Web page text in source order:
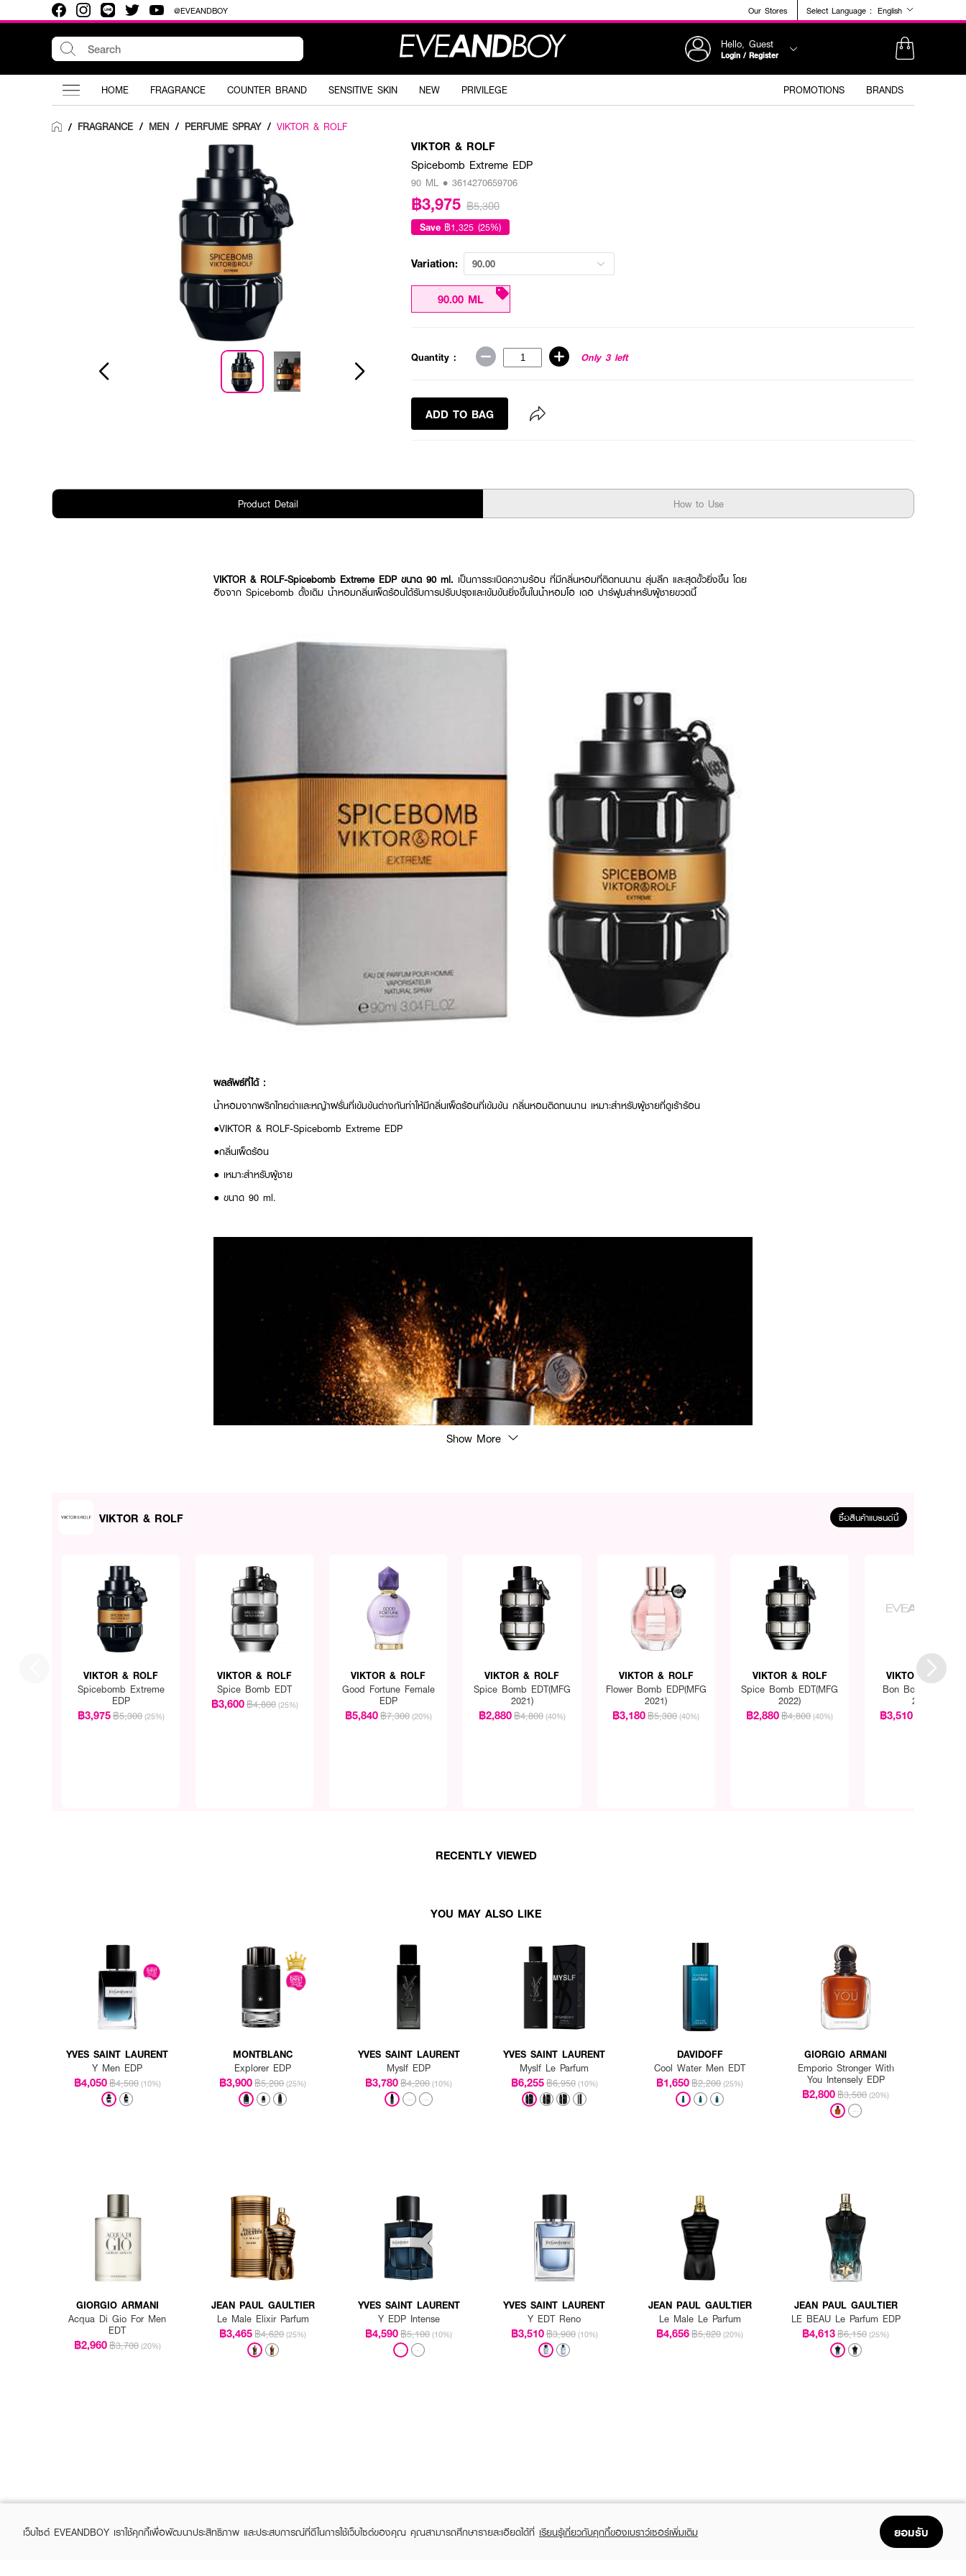
@EVEANDBOY Our Stores Select Language : English
Hello, Guest
Login / Register
HOME FRAGRANCE COUNTER BRAND SENSITIVE SKIN NEW PRIVILEGE PROMOTIONS BRANDS
/ FRAGRANCE / MEN / PERFUME SPRAY / VIKTOR & ROLF
VIKTOR & ROLF
Spicebomb Extreme EDP
90 ML • 3614270659706
฿3,975 ฿5,300
Save ฿1,325 (25%)
Variation: 90.00
90.00 ML
Quantity : Only 3 left
ADD TO BAG
Product Detail How to Use
VIKTOR & ROLF-Spicebomb Extreme EDP ขนาด 90 ml. เป็นการระเบิดความร้อน ที่มีกลิ่นหอมที่ติดทนนาน ลุ่มลึก และสุดขั้วยิ่งขึ้น โดย
อิงจาก Spicebomb ดั้งเดิม น้ำหอมกลิ่นเผ็ดร้อนได้รับการปรับปรุงและเข้มข้นยิ่งขึ้นในน้ำหอมโอ เดอ ปาร์ฟูมสำหรับผู้ชายขวดนี้
ผลลัพธ์ที่ได้ :
น้ำหอมจากพริกไทยดำเเละหญ้าฝรั่นที่เข้มข้นต่างกันทำให้มีกลิ่นเผ็ดร้อนที่เข้มข้น กลิ่นหอมติดทนนาน เหมาะสำหรับผู้ชายที่ดูเร้าร้อน
●VIKTOR & ROLF-Spicebomb Extreme EDP
●กลิ่นเผ็ดร้อน
● เหมาะสำหรับผู้ชาย
● ขนาด 90 ml.
Show More
VIKTOR & ROLF ซื้อสินค้าแบรนด์นี้
VIKTOR & ROLF
Spicebomb Extreme
EDP
฿3,975฿5,300 (25%)
VIKTOR & ROLF
Spice Bomb EDT
฿3,600฿4,800 (25%)
VIKTOR & ROLF
Good Fortune Female
EDP
฿5,840฿7,300 (20%)
VIKTOR & ROLF
Spice Bomb EDT(MFG
2021)
฿2,880฿4,800 (40%)
VIKTOR & ROLF
Flower Bomb EDP(MFG
2021)
฿3,180฿5,300 (40%)
VIKTOR & ROLF
Spice Bomb EDT(MFG
2022)
฿2,880฿4,800 (40%)
VIKTOR & ROLF
Bon Bon EDP(MFG
2021)
฿3,510
RECENTLY VIEWED
YOU MAY ALSO LIKE
YVES SAINT LAURENT
Y Men EDP
฿4,050฿4,500 (10%)
MONTBLANC
Explorer EDP
฿3,900฿5,200 (25%)
YVES SAINT LAURENT
Myslf EDP
฿3,780฿4,200 (10%)
YVES SAINT LAURENT
Myslf Le Parfum
฿6,255฿6,950 (10%)
DAVIDOFF
Cool Water Men EDT
฿1,650฿2,200 (25%)
GIORGIO ARMANI
Emporio Stronger With
You Intensely EDP
฿2,800฿3,500 (20%)
GIORGIO ARMANI
Acqua Di Gio For Men
EDT
฿2,960฿3,700 (20%)
JEAN PAUL GAULTIER
Le Male Elixir Parfum
฿3,465฿4,620 (25%)
YVES SAINT LAURENT
Y EDP Intense
฿4,590฿5,100 (10%)
YVES SAINT LAURENT
Y EDT Reno
฿3,510฿3,900 (10%)
JEAN PAUL GAULTIER
Le Male Le Parfum
฿4,656฿5,820 (20%)
JEAN PAUL GAULTIER
LE BEAU Le Parfum EDP
฿4,613฿6,150 (25%)
เว็บไซต์ EVEANDBOY เราใช้คุกกี้เพื่อพัฒนาประสิทธิภาพ และประสบการณ์ที่ดีในการใช้เว็บไซต์ของคุณ คุณสามารถศึกษารายละเอียดได้ที่ เรียนรู้เกี่ยวกับคุกกี้ของเบราว์เซอร์เพิ่มเติม ยอมรับ